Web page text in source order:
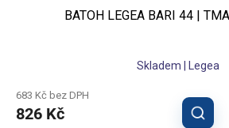
BATOH LEGEA BARI 44 |
Skladem | Legea
683 Kč bez DPH
826 Kč